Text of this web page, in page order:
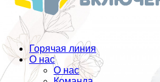
Горячая линия
О нас
О нас